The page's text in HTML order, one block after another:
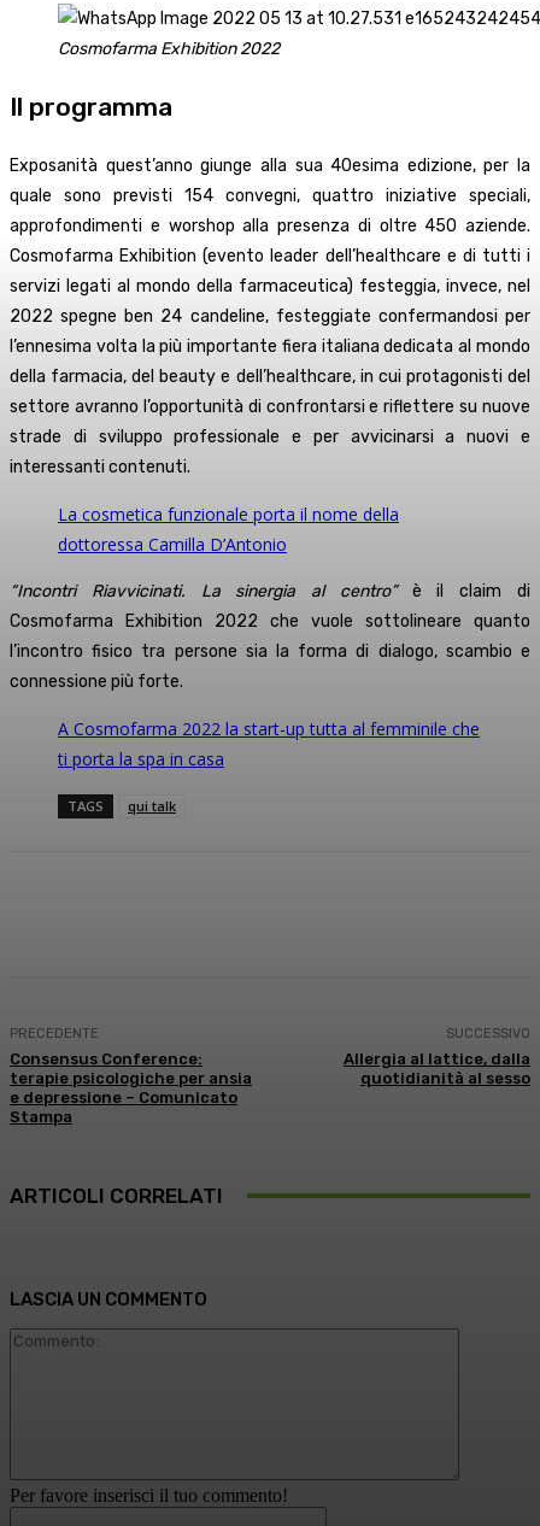
Cosmofarma Exhibition 2022
Il programma
Exposanità quest’anno giunge alla sua 40esima edizione, per la
quale sono previsti 154 convegni, quattro iniziative speciali,
approfondimenti e worshop alla presenza di oltre 450 aziende.
Cosmofarma Exhibition (evento leader dell’healthcare e di tutti i
servizi legati al mondo della farmaceutica) festeggia, invece, nel
2022 spegne ben 24 candeline, festeggiate confermandosi per
l’ennesima volta la più importante fiera italiana dedicata al mondo
della farmacia, del beauty e dell’healthcare, in cui protagonisti del
settore avranno l’opportunità di confrontarsi e riflettere su nuove
strade di sviluppo professionale e per avvicinarsi a nuovi e
interessanti contenuti.
La cosmetica funzionale porta il nome della
dottoressa Camilla D’Antonio
“Incontri Riavvicinati. La sinergia al centro”è il claim di
Cosmofarma Exhibition 2022 che vuole sottolineare quanto
l’incontro fisico tra persone sia la forma di dialogo, scambio e
connessione più forte.
A Cosmofarma 2022 la start-up tutta al femminile che
ti porta la spa in casa
TAGS qui talk
PRECEDENTE
Consensus Conference:
terapie psicologiche per ansia
e depressione – Comunicato
Stampa
SUCCESSIVO
Allergia al lattice, dalla
quotidianità al sesso
ARTICOLI CORRELATI
LASCIA UN COMMENTO
Per favore inserisci il tuo commento!